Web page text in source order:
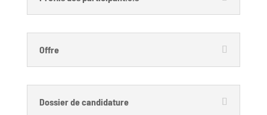
Offre
Dossier de candidature